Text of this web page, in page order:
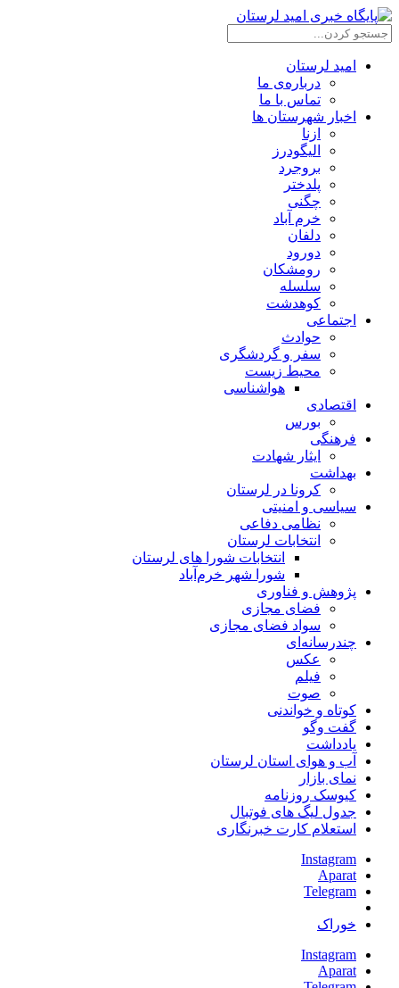
امید لرستان
درباره‌ی ما
تماس با ما
اخبار شهرستان ها
ازنا
الیگودرز
بروجرد
پلدختر
چگنی
خرم آباد
دلفان
دورود
رومشکان
سلسله
کوهدشت
اجتماعی
حوادث
سفر و گردشگری
محیط زیست
هواشناسی
اقتصادی
بورس
فرهنگی
ایثار شهادت
بهداشت
کرونا در لرستان
سیاسی و امنیتی
نظامی دفاعی
انتخابات لرستان
انتخابات شورا های لرستان
شورا شهر خرم‌آباد
پژوهش و فناوری
فضای مجازی
سواد فضای مجازی
چندرسانه‌ای
عكس
فیلم
صوت
کوتاه و خواندنی
گفت وگو
یادداشت
آب و هوای استان لرستان
نمای بازار
کیوسک روزنامه
جدول لیگ های فوتبال
استعلام کارت خبرنگاری
Instagram
Aparat
Telegram
خوراک
Instagram
Aparat